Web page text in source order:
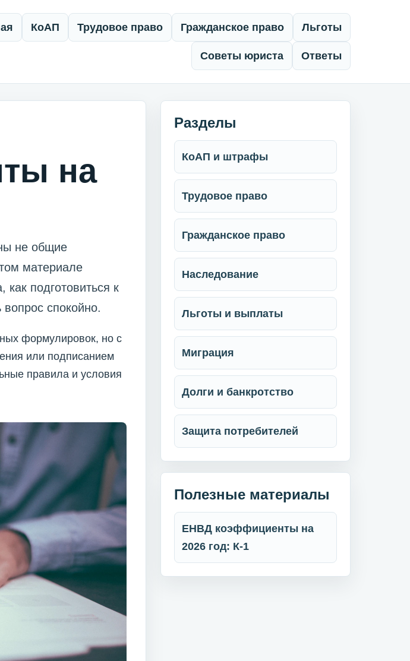
КоАП Трудовое право Гражданское право Льготы
Советы юриста Ответы
на
не общие
материале
подготовиться к
спокойно.
формулировок, но с
или подписанием
правила и условия
Разделы
КоАП и штрафы
Трудовое право
Гражданское право
Наследование
Льготы и выплаты
Миграция
Долги и банкротство
Защита потребителей
Полезные материалы
ЕНВД коэффициенты на
2026 год: К-1